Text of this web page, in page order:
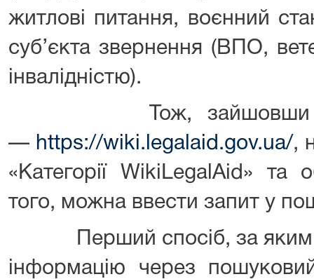
житлові питання, воєнний
суб’єкта звернення (ВПО,
інвалідністю).
Тож, зайшовши на
— https://wiki.legalaid.gov.ua/,
«Категорії WikiLegalАid» та
того, можна ввести запит у
Перший спосіб, за яким
інформацію через